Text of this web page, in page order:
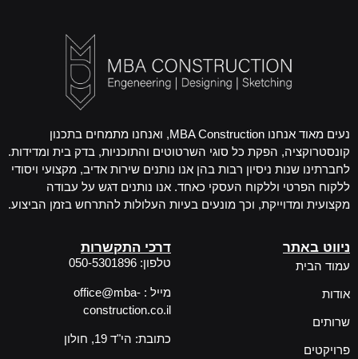
נעים מאוד אנחנו MBA Construction, ואנחנו מתמחים בתכנון
קונסטרוקציה, הפקת כל סוגי השרטוטים והתוכניות, בדק בית ומדידות.
לחברתינו שנות ניסיון רבות בהן אנו נותנים שירות אדיב, מקצועי ויסודי
ללקוח הפרטי וללקוח העסקי כאחד. אנו נותנים דגש על עבודה
מקצועית ומדוייקת, וכך מונעים בעיות העלולות להתרחש בזמן הביצוע.
ניווט באתר
עמוד הבית
אודות
שרותים
פרויקטים
דרכי התקשרות
טלפון: 050-5301896
מייל : office@mba-
construction.co.il
כתובת: הי"ד 19, חולון